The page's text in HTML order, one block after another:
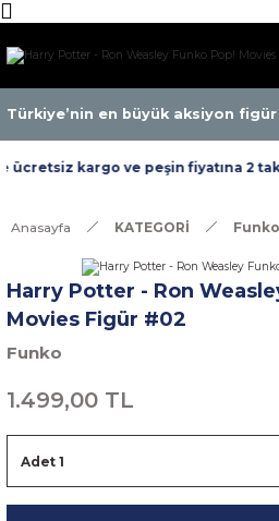
Türkiye’nin en büyük aksiyon figür
kargo ve peşin fiyatına 2
Anasayfa KATEGORİ
Harry Potter - Ron
Movies Figür #02
Funko
1.499,00 TL